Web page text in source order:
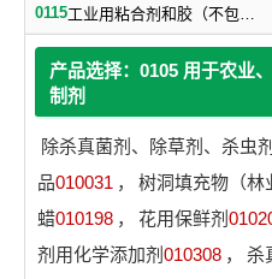
0115 工业用粘合剂和胶（不包括纸用粘合剂）
产品选择：0105 用于农业
制剂
除杀真菌剂、除草剂、杀虫
品010031 ， 树洞填充物（林
蜡010198 ， 花用保鲜剂
剂用化学添加剂 010308 ，
杀